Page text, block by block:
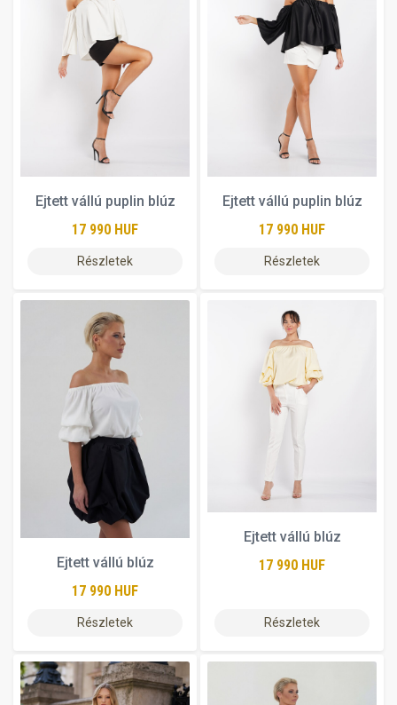
Ejtett vállú puplin blúz
17 990 HUF
Részletek
Ejtett vállú puplin blúz
17 990 HUF
Részletek
Ejtett vállú blúz
17 990 HUF
Részletek
Ejtett vállú blúz
17 990 HUF
Részletek